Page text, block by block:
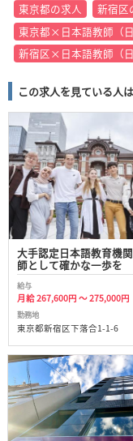
東京都の求人
新宿区
東京都×日本語教師（
新宿区×日本語教師（
この求人を見ている人
大手認定日本語教育機
師として確かな一歩を
給与
月給 267,600円 ～ 275,000円
勤務地
東京都新宿区下落合1-1-6